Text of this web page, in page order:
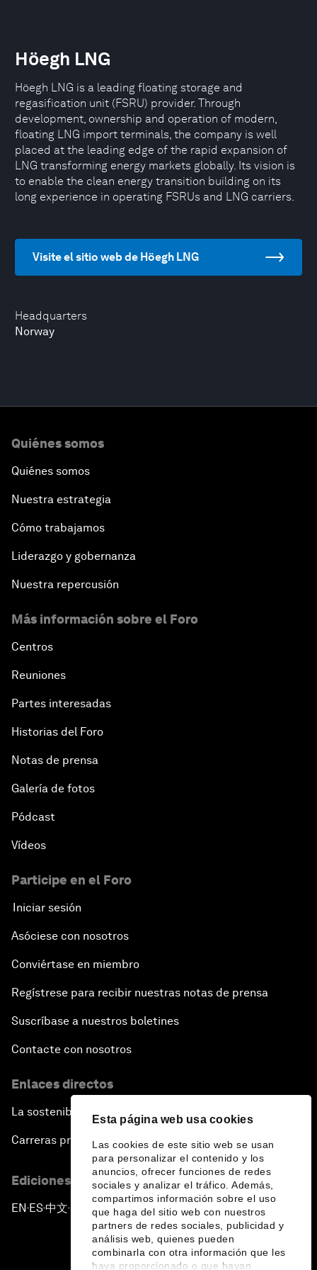
Esta página web usa cookies
Las cookies de este sitio web se usan
para personalizar el contenido y los
anuncios, ofrecer funciones de redes
sociales y analizar el tráfico. Además,
compartimos información sobre el uso
que haga del sitio web con nuestros
partners de redes sociales, publicidad y
análisis web, quienes pueden
combinarla con otra información que les
haya proporcionado o que hayan
Headquarters
Norway
Höegh LNG
Höegh LNG is a leading floating storage and
regasification unit (FSRU) provider. Through
development, ownership and operation of modern,
floating LNG import terminals, the company is well
placed at the leading edge of the rapid expansion of
LNG transforming energy markets globally. Its vision is
to enable the clean energy transition building on its
long experience in operating FSRUs and LNG carriers.
Visite el sitio web de Höegh LNG
Quiénes somos
Quiénes somos
Nuestra estrategia
Cómo trabajamos
Liderazgo y gobernanza
Nuestra repercusión
Más información sobre el Foro
Centros
Reuniones
Partes interesadas
Historias del Foro
Notas de prensa
Galería de fotos
Pódcast
Vídeos
Participe en el Foro
Iniciar sesión
Asóciese con nosotros
Conviértase en miembro
Regístrese para recibir nuestras notas de prensa
Suscríbase a nuestros boletines
Contacte con nosotros
Enlaces directos
La sostenibilidad en el Foro
Carreras profesionales
Ediciones en otros idiomas
EN ▪ES▪中文▪ 日本語